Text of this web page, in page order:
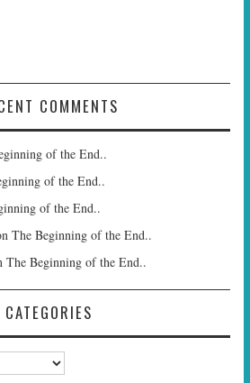
COMMENTS
of the End..
of the End..
of the End..
The Beginning of the End..
The Beginning of the End..
CATEGORIES